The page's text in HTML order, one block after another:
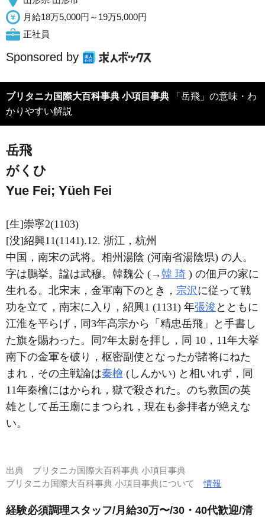
月給18万5,000円～19万5,000円
正社員
Sponsored by
ブリタニカ国際大百科事典 小項目事典
かりやすい解説
岳飛
がくひ
Yue Fei; Yüeh Fei
[生]崇寧2(1103)
[没]紹興11(1141).12. 浙江，杭州
中国，南宋の武将。相州湯陰 (河南省湯陰県) の人。
字は鵬挙。諡は武穆。韓魏公 (→韓 琦 ) の佃戸の家に
生れる。北宋末，金軍南下のとき， 宗沢に従って戦
功を立て，南宋に入り，紹興1 (1131) 年張浚 とともに
江淮を平らげ，同3年高宗から「精忠岳飛」と手書し
た旗を賜わった。同7年太尉を拝し，同 10，11年大挙
南下の金軍を破り，枢密副使となったが諸将にねた
まれ，その主戦論は秦檜 (しんかい) と相いれず，同
11年秦檜にはかられ，獄で殺された。のち救国の英
雄として岳王廟にまつられ，現在も参拝者が絶えな
い。
出典 ブリタニカ国際大百科事典 小項目事典
ブリタニカ国際大百科事典 小項目事典について情報
経験必須調理スタッフ/月給30万〜/30・40代歓迎/清